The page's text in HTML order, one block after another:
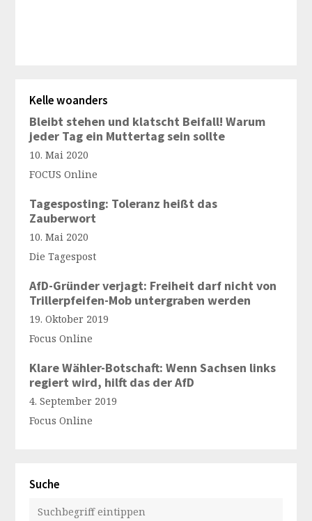
Kelle woanders
Bleibt stehen und klatscht Beifall! Warum
jeder Tag ein Muttertag sein sollte
10. Mai 2020
FOCUS Online
Tagesposting: Toleranz heißt das
Zauberwort
10. Mai 2020
Die Tagespost
AfD-Gründer verjagt: Freiheit darf nicht von
Trillerpfeifen-Mob untergraben werden
19. Oktober 2019
Focus Online
Klare Wähler-Botschaft: Wenn Sachsen links
regiert wird, hilft das der AfD
4. September 2019
Focus Online
Suche